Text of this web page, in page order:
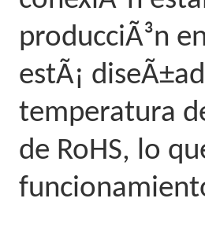
producciÃ³n
estÃ¡
temperatura
de RoHS, lo